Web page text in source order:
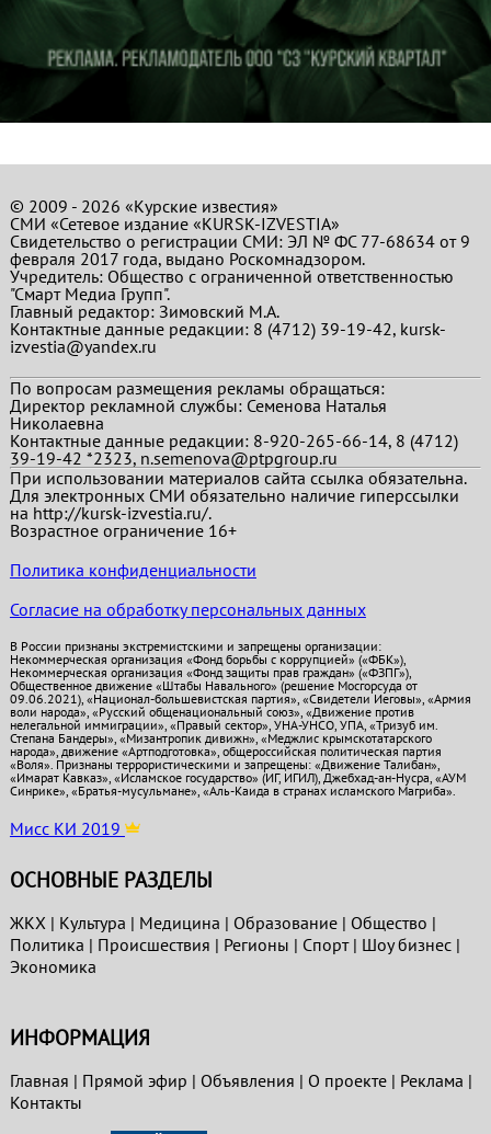
© 2009 - 2026 «Курские известия»
СМИ «Сетевое издание «KURSK-IZVESTIA»
Свидетельство о регистрации СМИ: ЭЛ № ФС 77-68634 от 9
февраля 2017 года, выдано Роскомнадзором.
Учредитель: Общество с ограниченной ответственностью
"Смарт Медиа Групп".
Главный редактор:Зимовский М.А.
Контактные данные редакции: 8 (4712) 39-19-42, kursk-
izvestia@yandex.ru
По вопросам размещения рекламы обращаться:
Директор рекламной службы: Семенова Наталья
Николаевна
Контактные данные редакции: 8-920-265-66-14, 8 (4712)
39-19-42 *2323, n.semenova@ptpgroup.ru
При использовании материалов сайта ссылка обязательна.
Для электронных СМИ обязательно наличие гиперссылки
на http://kursk-izvestia.ru/.
Возрастное ограничение 16+
Политика конфиденциальности
Согласие на обработку персональных данных
В России признаны экстремистскими и запрещены организации:
Некоммерческая организация «Фонд борьбы с коррупцией» («ФБК»),
Некоммерческая организация «Фонд защиты прав граждан» («ФЗПГ»),
Общественное движение «Штабы Навального» (решение Мосгорсуда от
09.06.2021), «Национал-большевистская партия», «Свидетели Иеговы», «Армия
воли народа», «Русский общенациональный союз», «Движение против
нелегальной иммиграции», «Правый сектор», УНА-УНСО, УПА, «Тризуб им.
Степана Бандеры», «Мизантропик дивижн», «Меджлис крымскотатарского
народа», движение «Артподготовка», общероссийская политическая партия
«Воля». Признаны террористическими и запрещены: «Движение Талибан»,
«Имарат Кавказ», «Исламское государство» (ИГ, ИГИЛ), Джебхад-ан-Нусра, «АУМ
Синрике», «Братья-мусульмане», «Аль-Каида в странах исламского Магриба».
Мисс КИ 2019
ОСНОВНЫЕ РАЗДЕЛЫ
ЖКХ | Культура | Медицина | Образование| Общество |
Политика | Проиcшествия | Регионы | Спорт| Шоу бизнес|
Экономика
ИНФОРМАЦИЯ
Главная | Прямой эфир | Объявления | О проекте| Реклама |
Контакты